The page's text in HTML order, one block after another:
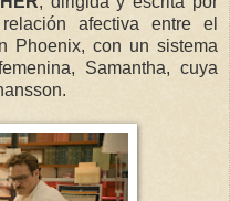
afectiva entre el
Phoenix, con un sistema
Samantha, cuya